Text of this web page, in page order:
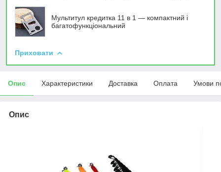
Мультитул кредитка 11 в 1 — компактний і
багатофункціональний
Приховати
Опис Характеристики Доставка Оплата Умови
Опис